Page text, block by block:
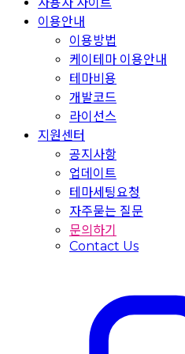
이용안내
이용방법
케이테마 이용안내
테마비용
개발코드
라이선스
지원센터
공지사항
업데이트
테마세팅요청
자주묻는 질문
문의하기
Contact Us